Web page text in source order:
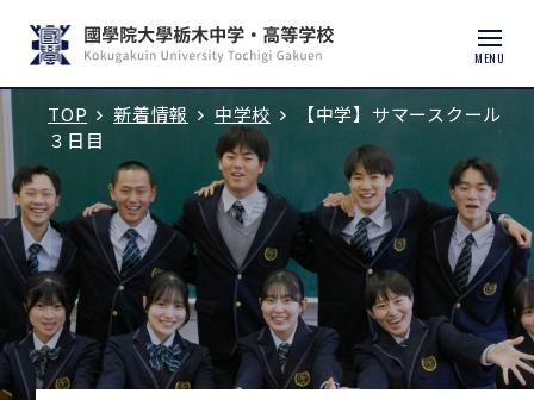
MENU
入試説明会・学校見学
学校紹介
中学校
高等学校
TOP 新着情報 中学校
【中学】サマースクール
３日目